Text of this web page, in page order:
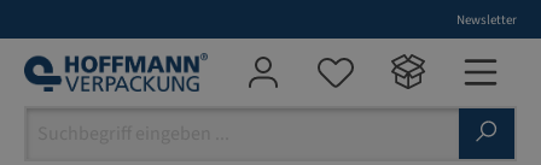
Newsletter